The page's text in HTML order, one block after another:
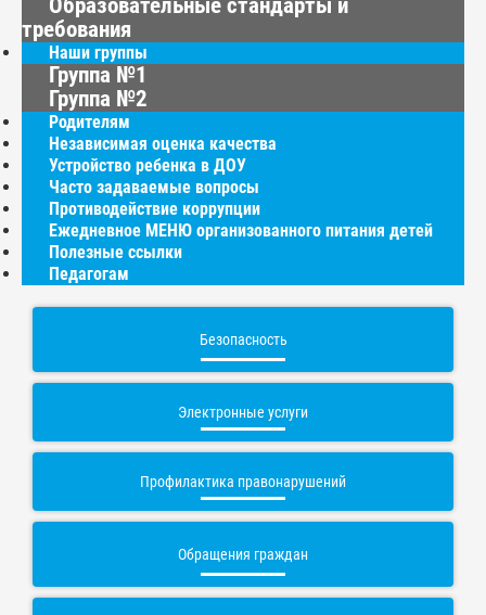
Образовательные стандарты и
требования
Наши группы
Группа №1
Группа №2
Родителям
Независимая оценка качества
Устройство ребенка в ДОУ
Часто задаваемые вопросы
Противодействие коррупции
Ежедневное МЕНЮ организованного питания детей
Полезные ссылки
Педагогам
Безопасность
Электронные услуги
Профилактика правонарушений
Обращения граждан